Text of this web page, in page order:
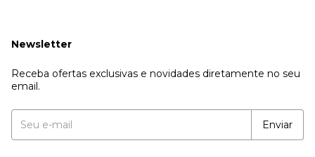
Newsletter
Receba ofertas exclusivas e novidades diretamente no seu
email.